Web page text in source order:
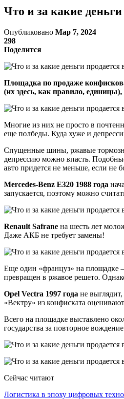
Что и за какие
Опубликовано Мар 7, 2024
298
Поделится
Площадка по продаже
(их здесь, как правило,
Многие из них не просто в
еще полбеды. Куда хуже и
Спущенные шины, ржавые
депрессию можно впасть.
авто придется не меньше, если не
Mercedes-Benz E320 1988 года
запускается, поэтому можно
Renault Safrane на шесть лет
Даже АКБ не требует замены!
Еще один «француз» на площадке –
превращен в ржавое решето.
Opel Vectra 1997 года не
«Вектру» из конфиската
Всего на площадке выставлено
государства за повторное
Сейчас читают
Логистика в эпоху цифровых